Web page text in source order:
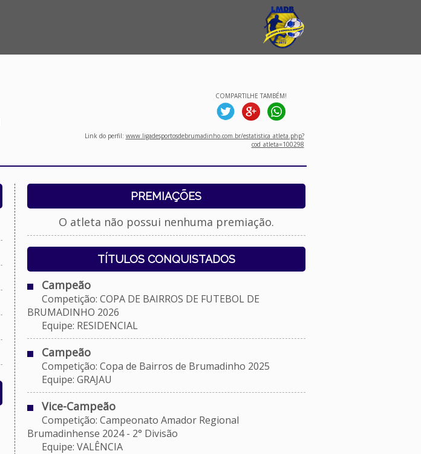
COMPARTILHE TAMBÉM!
Link do perfil: www.ligadesportosdebrumadinho.com.br/estatistica_atleta.php?
cod_atleta=100298
PREMIAÇÕES
O atleta não possui nenhuma premiação.
TÍTULOS CONQUISTADOS
Campeão
Competição: COPA DE BAIRROS DE FUTEBOL DE
BRUMADINHO 2026
Equipe: RESIDENCIAL
Campeão
Competição: Copa de Bairros de Brumadinho 2025
Equipe: GRAJAU
Vice-Campeão
Competição: Campeonato Amador Regional
Brumadinhense 2024 - 2° Divisão
Equipe: VALÊNCIA